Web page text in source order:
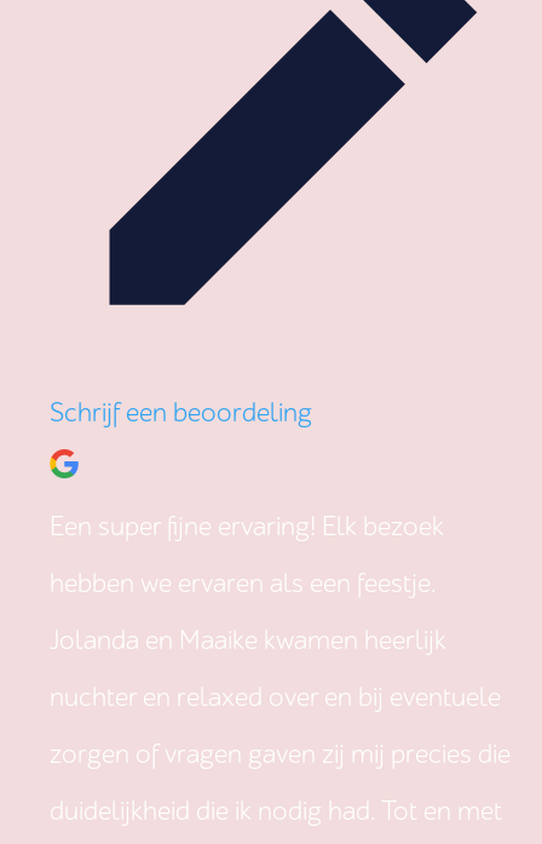
Schrijf een beoordeling
Een super fijne ervaring! Elk bezoek
hebben we ervaren als een feestje.
Jolanda en Maaike kwamen heerlijk
nuchter en relaxed over en bij eventuele
zorgen of vragen gaven zij mij precies die
duidelijkheid die ik nodig had. Tot en met